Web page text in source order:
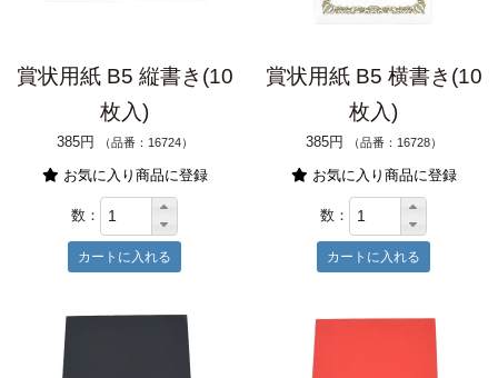
賞状用紙 B5 縦書き(10
枚入)
385円 （品番：16724）
お気に入り商品に登録
数：
賞状用紙 B5 横書き(10
枚入)
385円 （品番：16728）
お気に入り商品に登録
数：